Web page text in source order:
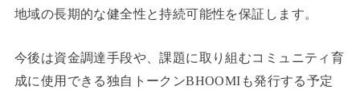
地域の長期的な健全性と持続可能性を保証します。
今後は資金調達手段や、課題に取り組むコミュニティ育
成に使用できる独自トークンBHOOMIも発行する予定